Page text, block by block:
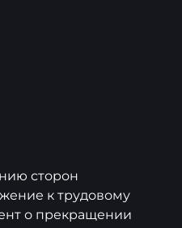
сторон
к трудовому
о прекращении